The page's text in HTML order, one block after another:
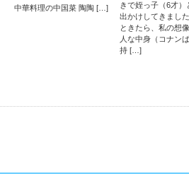
中華料理の中国菜 陶陶 […]
きで姪っ子（6才）
出かけしてきまし
ときたら、私の想
人な中身（コナン
持 […]